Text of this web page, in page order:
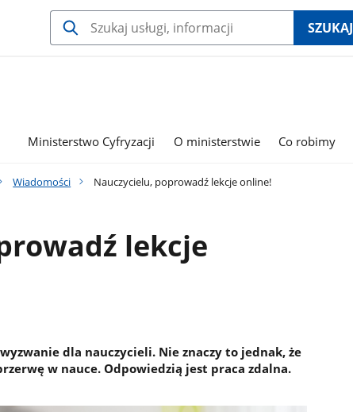
SZUKAJ
Ministerstwo Cyfryzacji O ministerstwie Co robimy
Wiadomości Nauczycielu, poprowadź lekcje online!
lekcje
dla nauczycieli. Nie znaczy to jednak, że
w nauce. Odpowiedzią jest praca zdalna.